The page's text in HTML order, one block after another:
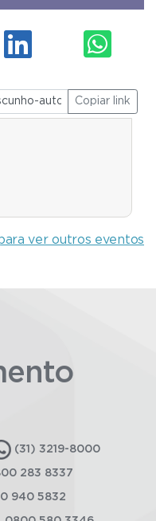
Copiar link
ver outros eventos
(31) 3219-8000
283 8337
940 5832